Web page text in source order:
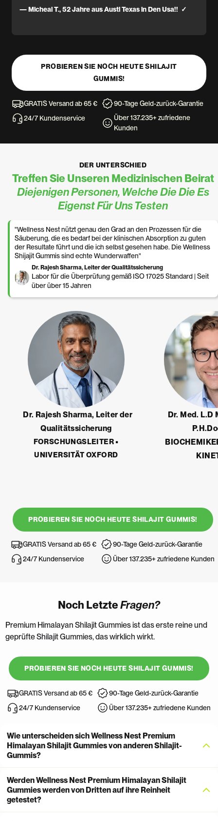
— Micheal T., 52 Jahre aus Austi Texas in Den Usa!! ✓
PROBIEREN SIE NOCH HEUTE SHILAJIT
GUMMIS!
GRATIS Versand ab 65 €
24/7 Kundenservice
90-Tage Geld-zurück-Garantie
Über 137.235+ zufriedene
Kunden
DER UNTERSCHIED
Treffen Sie Unseren Medizinischen Beirat
Diejenigen Personen, Welche Die Die Es
Eigenst Für Uns Testen
"Wellness Nest nützt genau den Grad an den Prozessen für die
Säuberung, die es bedarf bei der klinischen Absorption zu guten
der Resultate führt und die ich selbst gesehen habe. Die Wellness
Shijajit Gummis sind echte Wunderwaffen"
Dr. Rajesh Sharma, Leiter der Qualitätssicherung
Labor für die Überprüfung gemäß ISO 17025 Standard | Seit
über über 15 Jahren
Dr. Rajesh Sharma, Leiter der
Qualitätssicherung
FORSCHUNGSLEITER •
UNIVERSITÄT OXFORD
Dr. Med. L.D Mansor der
PROBIEREN SIE NOCH HEUTE SHILAJIT GUMMIS!
GRATIS Versand ab 65 €
24/7 Kundenservice
90-Tage Geld-zurück-Garantie
Über 137.235+ zufriedene Kunden
Noch LetzteFragen?
Premium Himalayan Shilajit Gummies ist das erste reine und
geprüfte Shilajit Gummies, das wirklich wirkt.
PROBIEREN SIE NOCH HEUTE SHILAJIT GUMMIS!
GRATIS Versand ab 65 €
24/7 Kundenservice
90-Tage Geld-zurück-Garantie
Über 137.235+ zufriedene Kunden
Wie unterscheiden sich Wellness Nest Premium
Himalayan Shilajit Gummies von anderen Shilajit-
Gummis?
Die meisten Shilajit-Gummis verwenden synthetische
Fulvinsäure oder hitzebehandelte Extrakte, die radioaktive
Verbindungen zerstören.
Werden Wellness Nest Premium Himalayan Shilajit
Gummies werden von Dritten auf ihre Reinheit
getestet?